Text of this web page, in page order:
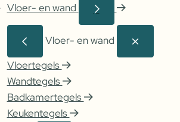
Vloer- en wand
Vloer- en wand
Vloertegels
Wandtegels
Badkamertegels
Keukentegels